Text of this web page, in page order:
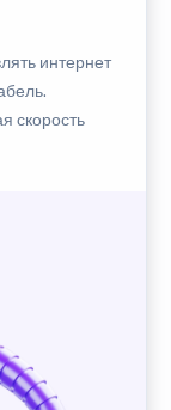
интернет
скорость